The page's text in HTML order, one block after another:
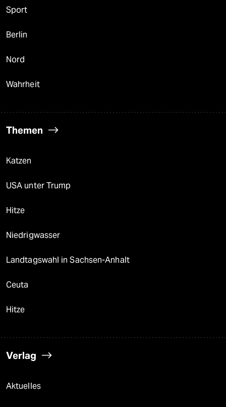
Sport
Berlin
Nord
Wahrheit
Themen
Katzen
USA unter Trump
Hitze
Niedrigwasser
Landtagswahl in Sachsen-Anhalt
Ceuta
Hitze
Verlag
Aktuelles